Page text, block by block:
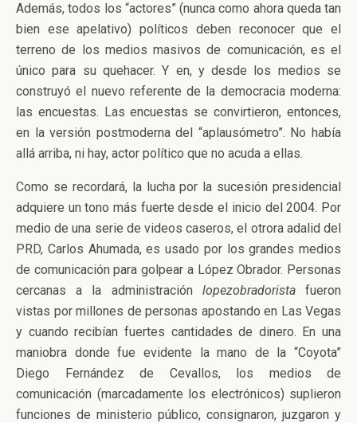
Además, todos los “actores” (nunca como ahora queda tan
bien ese apelativo) políticos deben reconocer que el
terreno de los medios masivos de comunicación, es el
único para su quehacer. Y en, y desde los medios se
construyó el nuevo referente de la democracia moderna:
las encuestas. Las encuestas se convirtieron, entonces,
en la versión postmoderna del “aplausómetro”. No había
allá arriba, ni hay, actor político que no acuda a ellas.
Como se recordará, la lucha por la sucesión presidencial
adquiere un tono más fuerte desde el inicio del 2004. Por
medio de una serie de videos caseros, el otrora adalid del
PRD, Carlos Ahumada, es usado por los grandes medios
de comunicación para golpear a López Obrador. Personas
cercanas a la administración lopezobradoristafueron
vistas por millones de personas apostando en Las Vegas
y cuando recibían fuertes cantidades de dinero. En una
maniobra donde fue evidente la mano de la “Coyota”
Diego Fernández de Cevallos, los medios de
comunicación (marcadamente los electrónicos) suplieron
funciones de ministerio público, consignaron, juzgaron y